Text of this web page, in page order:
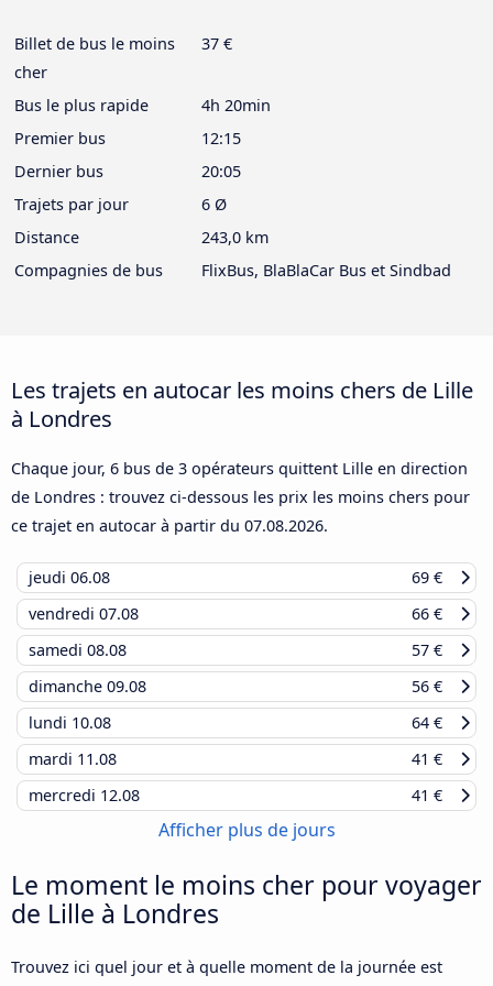
Billet de bus le moins
cher
37 €
Bus le plus rapide
4h 20min
Premier bus
12:15
Dernier bus
20:05
Trajets par jour
6 Ø
Distance
243,0 km
Compagnies de bus
FlixBus, BlaBlaCar Bus et Sindbad
Les trajets en autocar les moins chers de Lille
à Londres
Chaque jour, 6 bus de 3 opérateurs quittent Lille en direction
de Londres : trouvez ci-dessous les prix les moins chers pour
ce trajet en autocar à partir du 07.08.2026.
jeudi 06.08
69 €
vendredi 07.08
66 €
samedi 08.08
57 €
dimanche 09.08
56 €
lundi 10.08
64 €
mardi 11.08
41 €
mercredi 12.08 41 €
Afficher plus de jours
Le moment le moins cher pour voyager
de Lille à Londres
Trouvez ici quel jour et à quelle moment de la journée est